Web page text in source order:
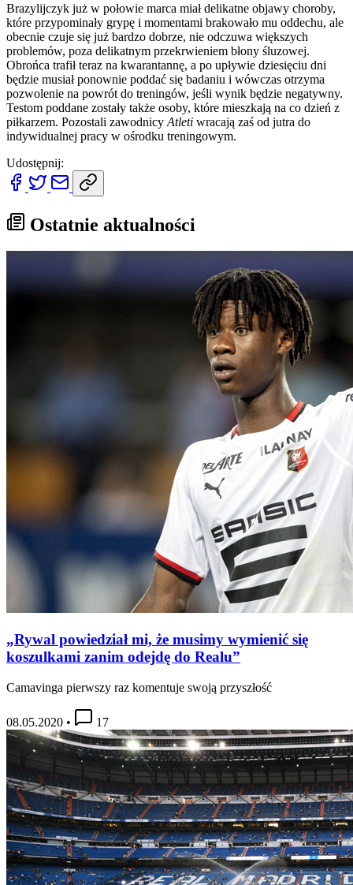
Brazylijczyk już w połowie marca miał delikatne objawy choroby,
które przypominały grypę i momentami brakowało mu oddechu, ale
obecnie czuje się już bardzo dobrze, nie odczuwa większych
problemów, poza delikatnym przekrwieniem błony śluzowej.
Obrońca trafił teraz na kwarantannę, a po upływie dziesięciu dni
będzie musiał ponownie poddać się badaniu i wówczas otrzyma
pozwolenie na powrót do treningów, jeśli wynik będzie negatywny.
Testom poddane zostały także osoby, które mieszkają na co dzień z
piłkarzem. Pozostali zawodnicy Atleti wracają zaś od jutra do
indywidualnej pracy w ośrodku treningowym.
Udostępnij:
Ostatnie aktualności
„Rywal powiedział mi, że musimy wymienić się
koszulkami zanim odejdę do Realu”
Camavinga pierwszy raz komentuje swoją przyszłość
08.05.2020 • 17